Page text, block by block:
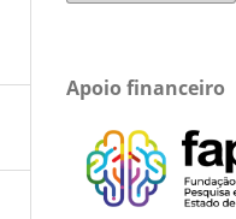
Apoio financeiro